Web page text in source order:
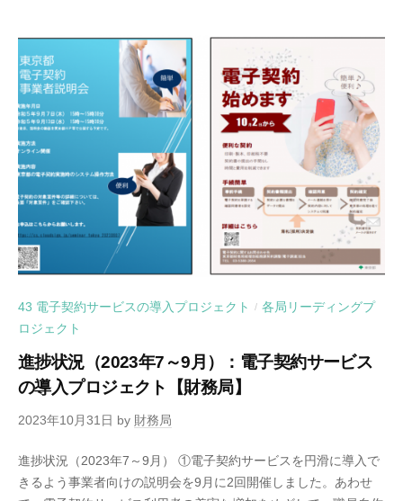
43 電子契約サービスの導入プロジェクト / 各局リーディングプ
ロジェクト
進捗状況（2023年7～9月）：電子契約サービス
の導入プロジェクト【財務局】
2023年10月31日 by 財務局
進捗状況（2023年7～9月） ①電子契約サービスを円滑に導入で
きるよう事業者向けの説明会を9月に2回開催しました。あわせ